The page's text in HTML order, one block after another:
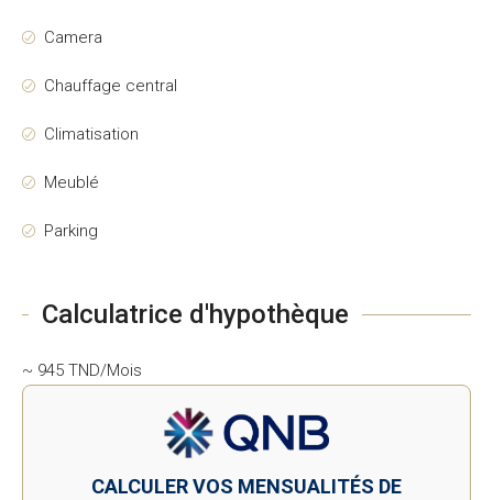
Camera
Chauffage central
Climatisation
Meublé
Parking
Calculatrice d'hypothèque
~ 945 TND/Mois
CALCULER VOS MENSUALITÉS DE